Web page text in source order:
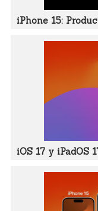
iPhone 15:
iOS 17 y iPadOS